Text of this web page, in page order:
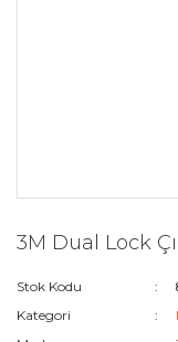
3M Dual Lock
Stok Kodu
Kategori